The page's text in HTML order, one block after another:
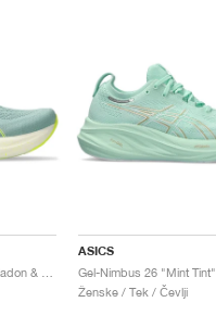
ASICS
Gel-Nimbus 26 "Mint Tint"
Ženske / Tek / Čevlji